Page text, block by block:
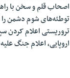
اصحاب قلم و سخن با
توطئه‌های شوم دشمن
تروریستی اعلام کردن
اروپایی، اعلام جنگ